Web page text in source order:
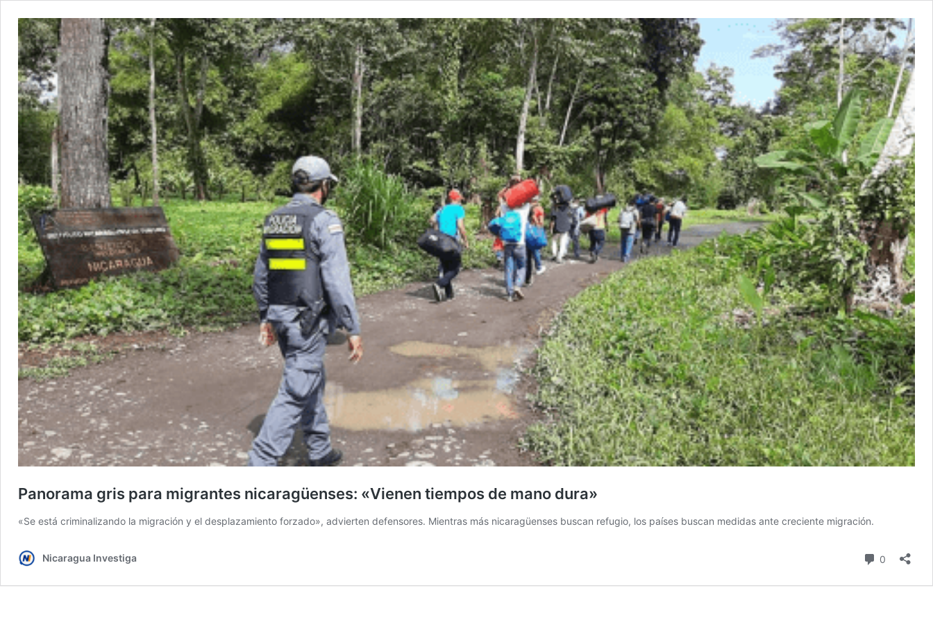
Panorama gris para migrantes nicaragüenses: «Vienen tiempos de mano dura»
«Se está criminalizando la migración y el desplazamiento forzado», advierten defensores. Mientras más nicaragüenses buscan refugio, los países buscan medidas ante creciente migración.
Nicaragua Investiga 0